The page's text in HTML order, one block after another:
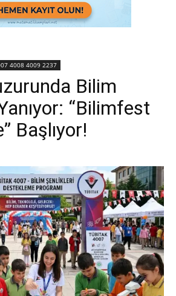
4008 4009 2237
Bilim
“Bilimfest
Başlıyor!